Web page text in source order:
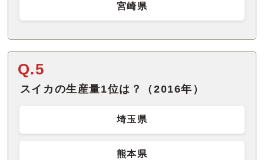
宮崎県
Q.5
スイカの生産量1位は？（2016年）
埼玉県
熊本県